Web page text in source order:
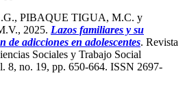
PIBAQUE TIGUA, M.C. y
2025. Lazos familiares y su
de adicciones en adolescentes. Revista
Sociales y Trabajo Social
8, no. 19, pp. 650-664. ISSN 2697-